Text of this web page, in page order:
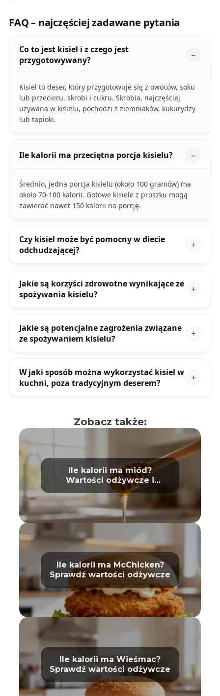
FAQ – najczęściej zadawane pytania
Co to jest kisiel i z czego jest
przygotowywany?
Kisiel to deser, który przygotowuje się z owoców, soku
lub przecieru, skrobi i cukru. Skrobia, najczęściej
używana w kisielu, pochodzi z ziemniaków, kukurydzy
lub tapioki.
Ile kalorii ma przeciętna porcja kisielu?
Średnio, jedna porcja kisielu (około 100 gramów) ma
około 70-100 kalorii. Gotowe kisiele z proszku mogą
zawierać nawet 150 kalorii na porcję.
Czy kisiel może być pomocny w diecie
odchudzającej?
Jakie są korzyści zdrowotne wynikające ze
spożywania kisielu?
Jakie są potencjalne zagrożenia związane
ze spożywaniem kisielu?
W jaki sposób można wykorzystać kisiel w
kuchni, poza tradycyjnym deserem?
Zobacz także:
Ile kalorii ma miód?
Wartości odżywcze i
właściwości
Ile kalorii ma McChicken?
Sprawdź wartości odżywcze
Ile kalorii ma Wieśmac?
Sprawdź wartości odżywcze